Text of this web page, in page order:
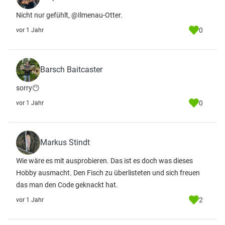
Nicht nur gefühlt, @Ilmenau-Otter.
vor 1 Jahr 0
Barsch Baitcaster
sorry😶
vor 1 Jahr 0
Markus Stindt
Wie wäre es mit ausprobieren. Das ist es doch was dieses
Hobby ausmacht. Den Fisch zu überlisteten und sich freuen
das man den Code geknackt hat.
vor 1 Jahr 2